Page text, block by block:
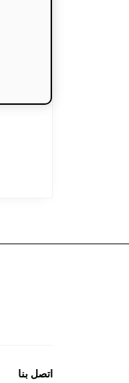
اتصل بنا